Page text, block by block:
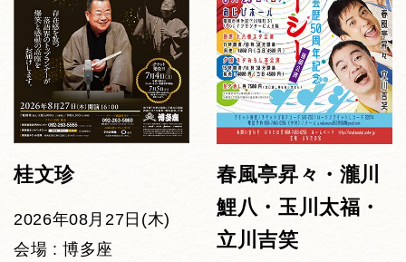
桂文珍
2026年08月27日(木)
会場 : 博多座
春風亭昇々・瀧川
鯉八・玉川太福・
立川吉笑